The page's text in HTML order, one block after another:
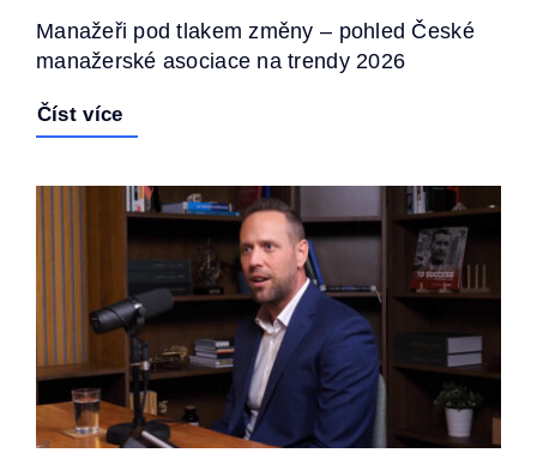
Manažeři pod tlakem změny – pohled České
manažerské asociace na trendy 2026
Číst více